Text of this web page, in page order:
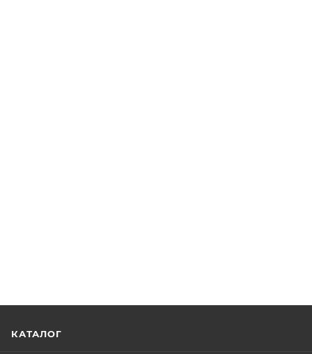
КАТАЛОГ